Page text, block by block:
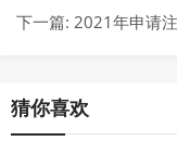
下一篇: 2021年申请
猜你喜欢